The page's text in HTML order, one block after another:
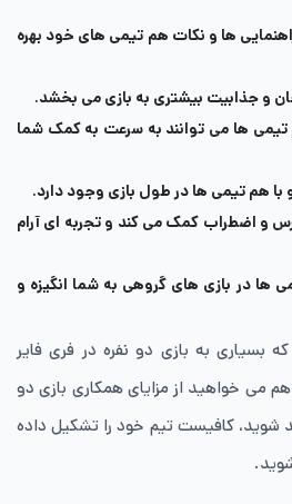
ها و نکات هم تیمی های خود بهره
و جذابیت بیشتری به بازی می بخشد.
ها می توانند به سرعت به کمک شما
با هم تیمی ها در طول بازی وجود دارد.
و اضطراب کمک می کند و تجربه ای آرام
ها در بازی های گروهی به شما انگیزه و
بسیاری به بازی دو نفره در فری فایر
می خواهید از مزایای همکاری بازی دو
شوید، کافیست تیم خود را تشکیل داده